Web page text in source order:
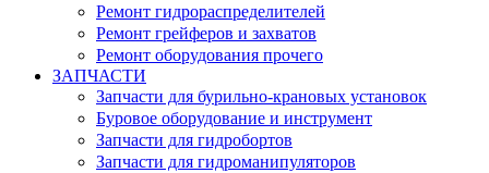
Ремонт гидрораспределителей
Ремонт грейферов и захватов
Ремонт оборудования прочего
ЗАПЧАСТИ
Запчасти для бурильно-крановых установок
Буровое оборудование и инструмент
Запчасти для гидробортов
Запчасти для гидроманипуляторов